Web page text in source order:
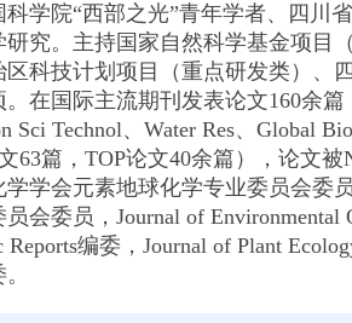
科学院“西部之光”青年学者、四川
研究。主持国家自然科学基金项目
区科技计划项目（重点研发类）、
。在国际主流期刊发表论文160余
Sci Technol、Water Res、Global
文63篇，TOP论文40余篇），论文
学学会元素地球化学专业委员会委
会委员，Journal of Environmental
Reports编委，Journal of Plant